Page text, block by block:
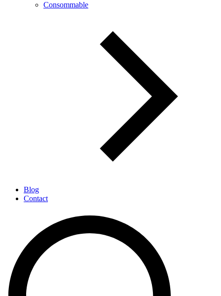
Consommable
Blog
Contact